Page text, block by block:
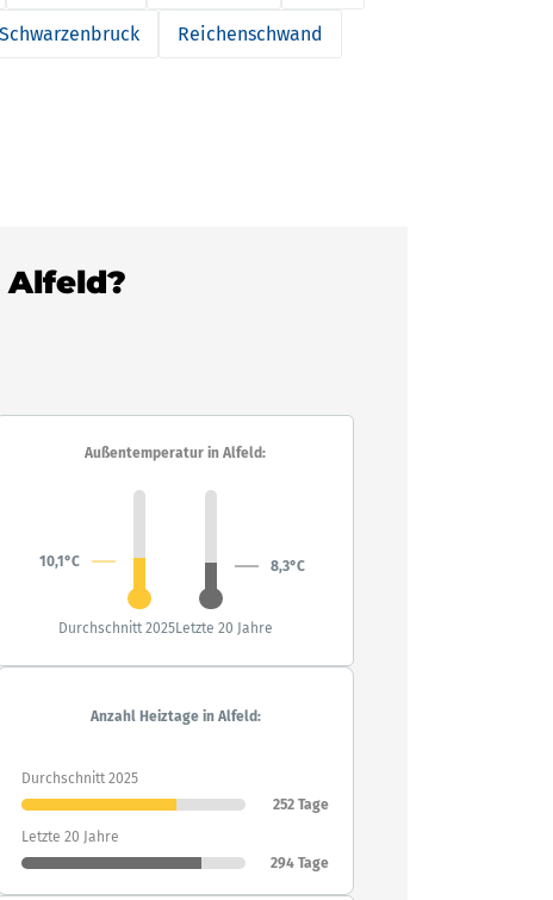
Schwarzenbruck Reichenschwand
Alfeld?
Außentemperatur in Alfeld:
10,1°C 8,3°C
Durchschnitt 2025Letzte 20 Jahre
Anzahl Heiztage in Alfeld:
Durchschnitt 2025
252 Tage
Letzte 20 Jahre
294 Tage